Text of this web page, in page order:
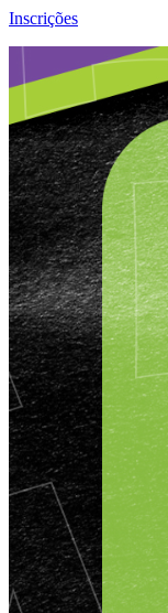
Inscrições